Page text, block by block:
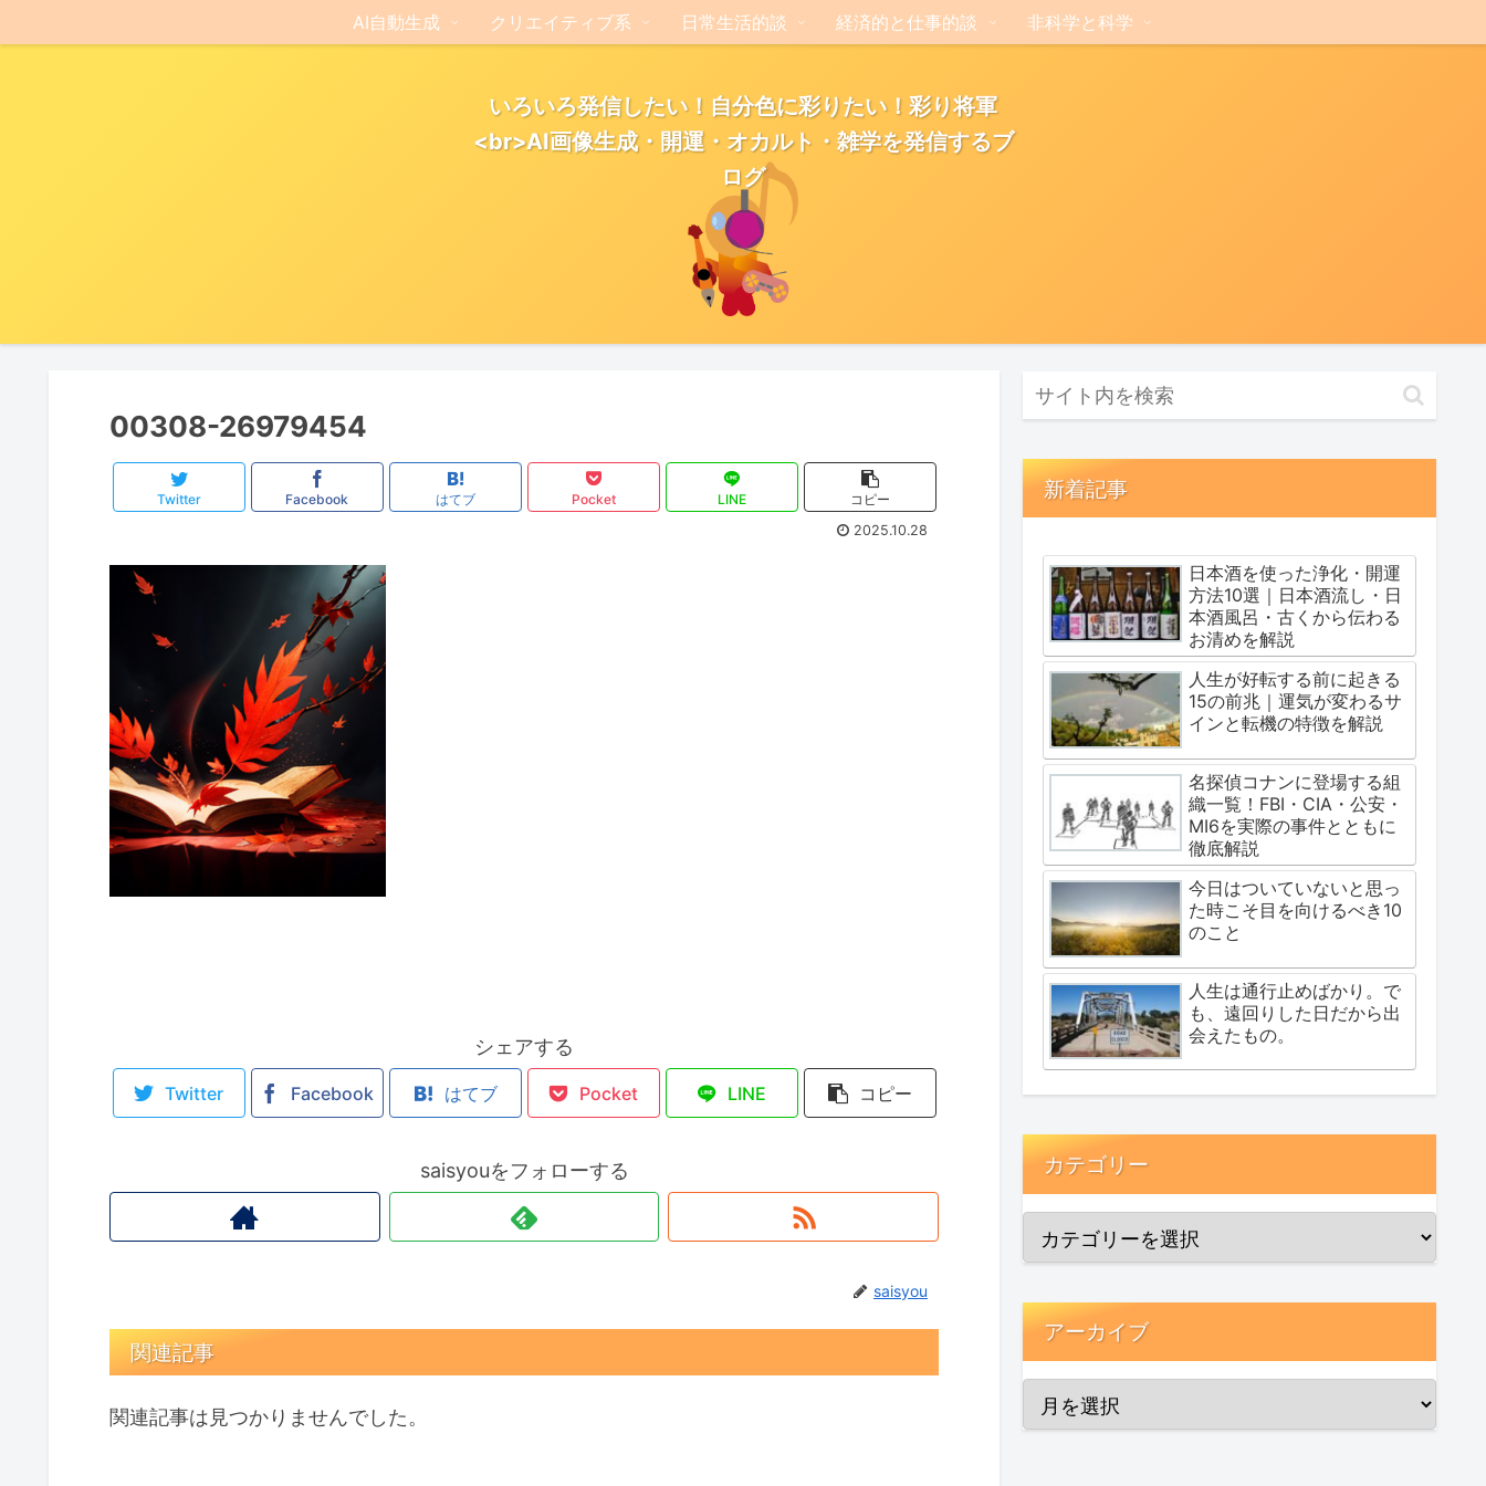
いろいろ発信したい！自分色に彩りたい！彩り将軍
<br>AI画像生成・開運・オカルト・雑学を発信するブ
ログ
AI自動生成 クリエイティブ系 日常生活的談 経済的と仕事的談 非科学と科学
00308-26979454
Twitter Facebook はてブ Pocket LINE
コピー
2025.10.28
シェアする
Twitter Facebook はてブ Pocket LINE コピー
saisyouをフォローする
saisyou
関連記事
関連記事は見つかりませんでした。
新着記事
日本酒を使った浄化・開運
方法10選｜日本酒流し・日
本酒風呂・古くから伝わる
お清めを解説
人生が好転する前に起きる
15の前兆｜運気が変わるサ
インと転機の特徴を解説
名探偵コナンに登場する組
織一覧！FBI・CIA・公安・
MI6を実際の事件とともに
徹底解説
今日はついていないと思っ
た時こそ目を向けるべき10
のこと
人生は通行止めばかり。で
も、遠回りした日だから出
会えたもの。
カテゴリー
アーカイブ